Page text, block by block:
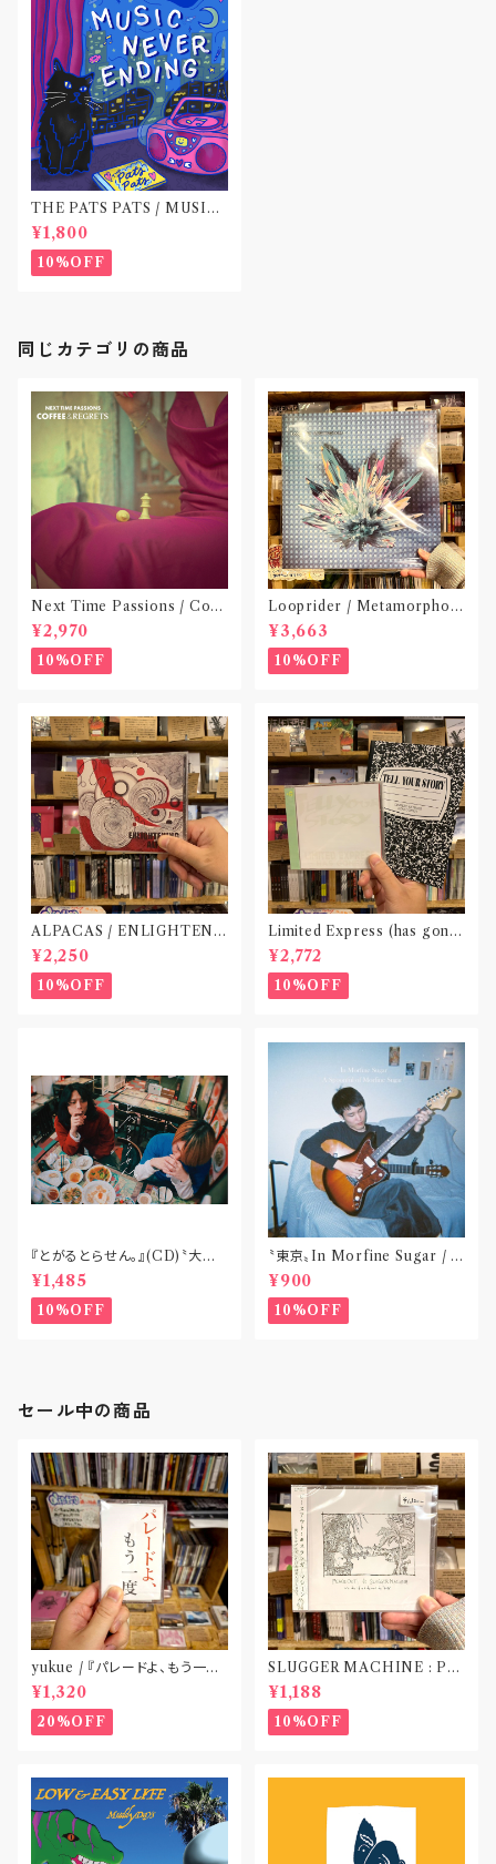
THE PATS PATS / MUSIC
NEVER ENDING(CD作品)
¥1,800
10%OFF
同じカテゴリの商品
Next Time Passions / Coff
ee and Regrets(12inch,ブラ
ック・ヴァイナル仕様)
¥2,970
10%OFF
Looprider / Metamorphos
e(12 inch 180g重量盤仕様)
¥3,663
10%OFF
ALPACAS / ENLIGHTENI
NG(CD)〝高知〟
¥2,250
10%OFF
Limited Express (has gon
e?) / Tell Your Story(CD)※
特典：オリジナルノート付
¥2,772
10%OFF
『とがるとらせん。』(CD)〝大阪・
東京〟
¥1,485
10%OFF
〝東京〟In Morfine Sugar / A
Spoonful of Morfine Sugar
(CDR)
¥900
10%OFF
セール中の商品
yukue / 『パレードよ、もう一度』
(TAPE)
¥1,320
20%OFF
SLUGGER MACHINE : PE
ACE OUT! / we die if we d
o not do “DIG”(SPLIT CD)
〝横浜&札幌〟
¥1,188
10%OFF